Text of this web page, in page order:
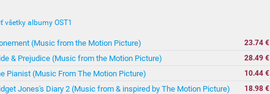
všetky albumy OST1
(Music from the Motion Picture) 23.74 €
& Prejudice (Music from the Motion Picture) 28.49 €
Pianist (Music From The Motion Picture) 10.44 €
Jones's Diary 2 (Music from & inspired by The Motion Picture) 18.98 €